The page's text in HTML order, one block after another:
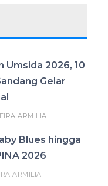
Umsida 2026, 10
Gelar
ARMILIA
Blues hingga
2026
ARMILIA